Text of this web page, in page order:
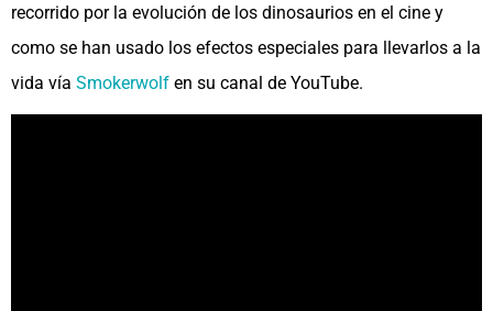
recorrido por la evolución de los dinosaurios en el cine y
como se han usado los efectos especiales para llevarlos a la
vida vía Smokerwolf en su canal de YouTube.